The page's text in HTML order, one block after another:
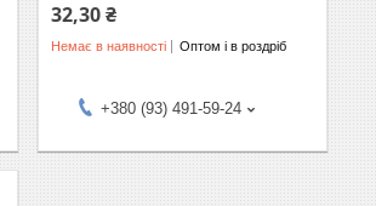
32,30 ₴
Немає в наявності Оптом і в роздріб
+380 (93) 491-59-24